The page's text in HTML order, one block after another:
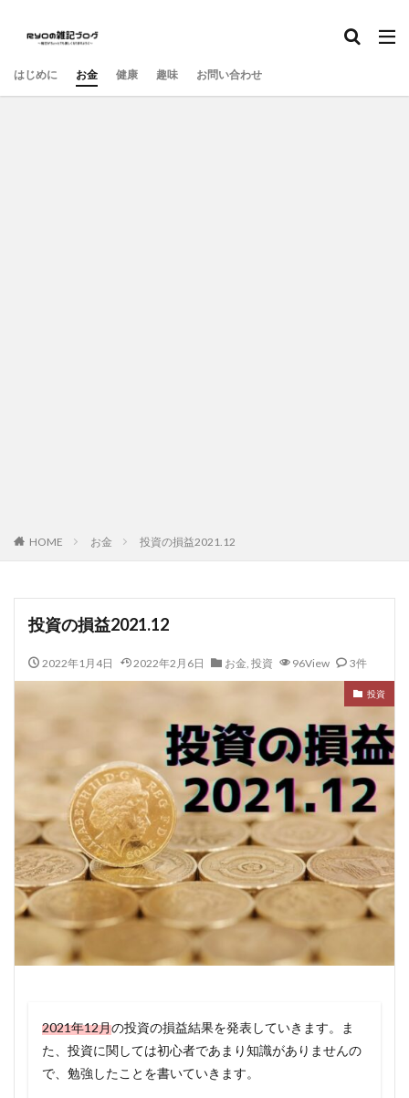
はじめに お金 健康 趣味 お問い合わせ
HOME お金 投資の損益2021.12
投資の損益2021.12
2022年1月4日 2022年2月6日 お金, 投資 96View 3件
投資
2021年12月の投資の損益結果を発表していきます。ま
た、投資に関しては初心者であまり知識がありませんの
で、勉強したことを書いていきます。